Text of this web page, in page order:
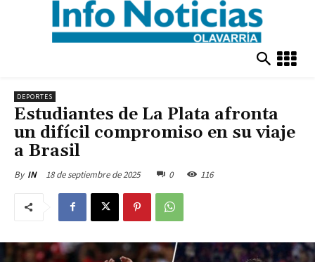
DEPORTES
Estudiantes de La Plata afronta
un difícil compromiso en su viaje
a Brasil
By IN 18 de septiembre de 2025 0 116